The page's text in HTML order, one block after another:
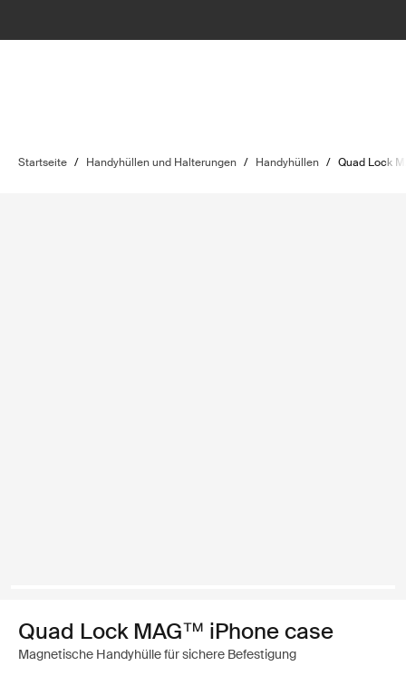
Startseite / Handyhüllen und Halterungen / Handyhüllen / Quad Lock
Quad Lock MAG™ iPhone case
Magnetische Handyhülle für sichere Befestigung